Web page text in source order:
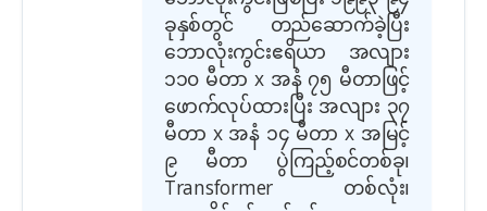
ခုနှစ်တွင် တည်ဆောက်ခဲ့ပြီး
ဘောလုံးကွင်းဧရိယာ အလျား
၁၁၀ မီတာ x အနံ ၇၅ မီတာဖြင့်
ဖောက်လုပ်ထားပြီး အလျား ၃၇
မီတာ x အနံ ၁၄ မီတာ x အမြင့်
၉ မီတာ ပွဲကြည့်စင်တစ်ခု၊
Transformer တစ်လုံး၊